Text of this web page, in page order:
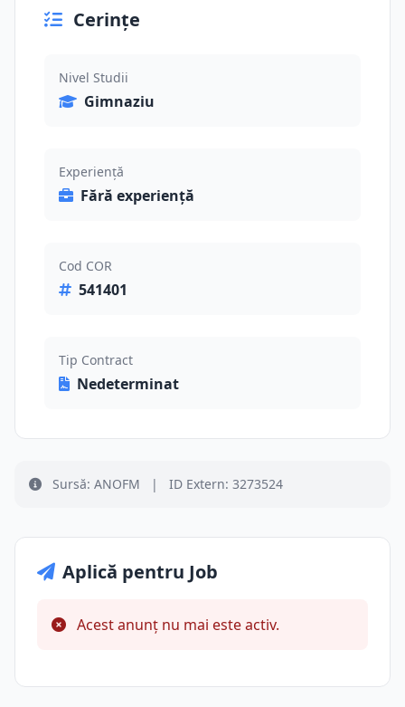
Cerințe
Nivel Studii
Gimnaziu
Experiență
Fără experiență
Cod COR
541401
Tip Contract
Nedeterminat
Sursă: ANOFM | ID Extern: 3273524
Aplică pentru Job
Acest anunț nu mai este activ.